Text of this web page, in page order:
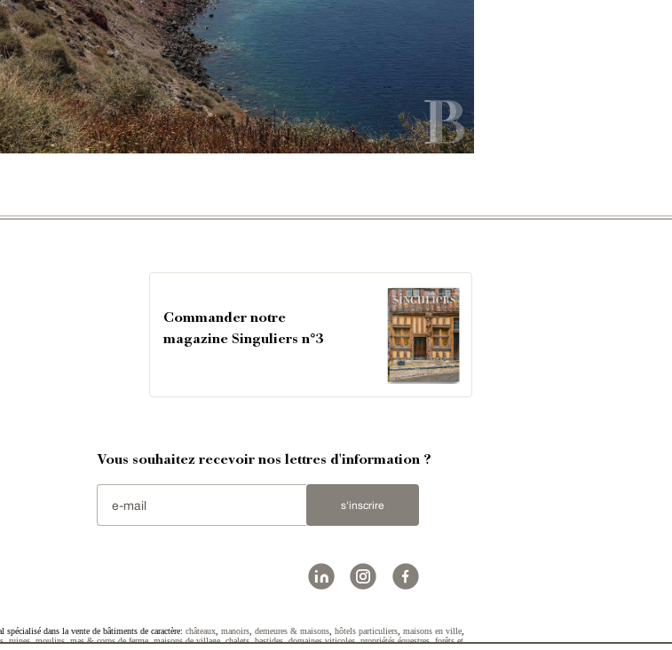
Commander notre
magazine Singuliers n°3
Vous souhaitez recevoir nos lettres d'information ?
s'inscrire
spécialisé dans la vente de bâtiments de caractère: châteaux, manoirs, demeures & maisons, hôtels particuliers, maisons en ville,
,ruines,moulins,mas & corps de ferme,maisons de village,chalets,bastides,domaines viticoles,propriétés équestres,forêts et